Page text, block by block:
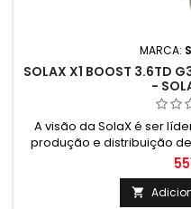
MARCA:
SOLAX X1 BOOST 3.6TD
-
A visão da SolaX é ser
produção e distribuição
iva a 6% só aplicavel com
fizer compra com os
23% o que faz com
